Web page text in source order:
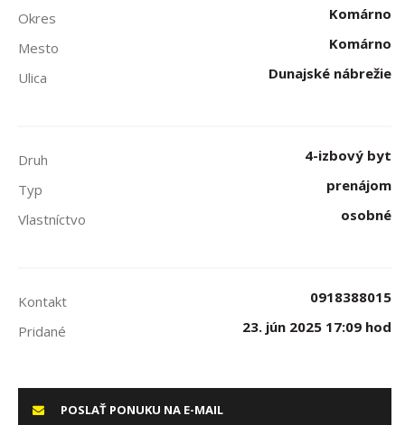
Okres
Komárno
Mesto
Komárno
Ulica
Dunajské nábrežie
Druh
4-izbový byt
Typ
prenájom
Vlastníctvo
osobné
Kontakt
0918388015
Pridané
23. jún 2025 17:09 hod
POSLAŤ PONUKU NA E-MAIL